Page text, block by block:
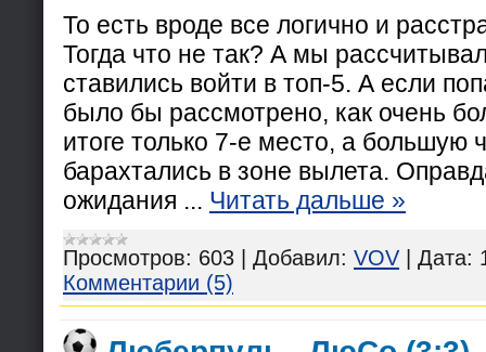
То есть вроде все логично и
Тогда что не так? А мы
ставились войти в топ-5. А если
было бы рассмотрено, как очень
итоге только 7-е место, а большую
барахтались в зоне вылета.
ожидания ... Читать дальше »
Просмотров: 603 Добавил: VOV Дата:
Комментарии (5)